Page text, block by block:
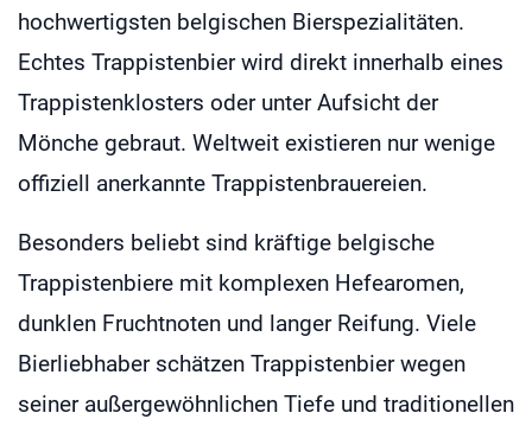
hochwertigsten belgischen Bierspezialitäten.
Echtes Trappistenbier wird direkt innerhalb eines
Trappistenklosters oder unter Aufsicht der
Mönche gebraut. Weltweit existieren nur wenige
offiziell anerkannte Trappistenbrauereien.
Besonders beliebt sind kräftige belgische
Trappistenbiere mit komplexen Hefearomen,
dunklen Fruchtnoten und langer Reifung. Viele
Bierliebhaber schätzen Trappistenbier wegen
seiner außergewöhnlichen Tiefe und traditionellen